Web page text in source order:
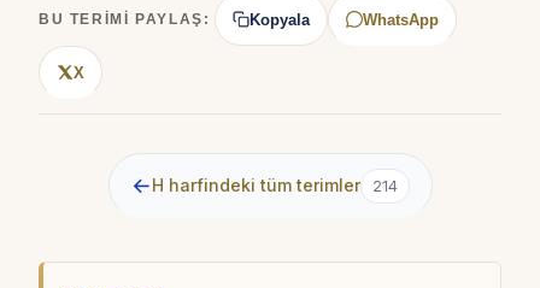
BU TERIMI PAYLAŞ: Kopyala WhatsApp
X
←H harfindeki tüm terimler 214